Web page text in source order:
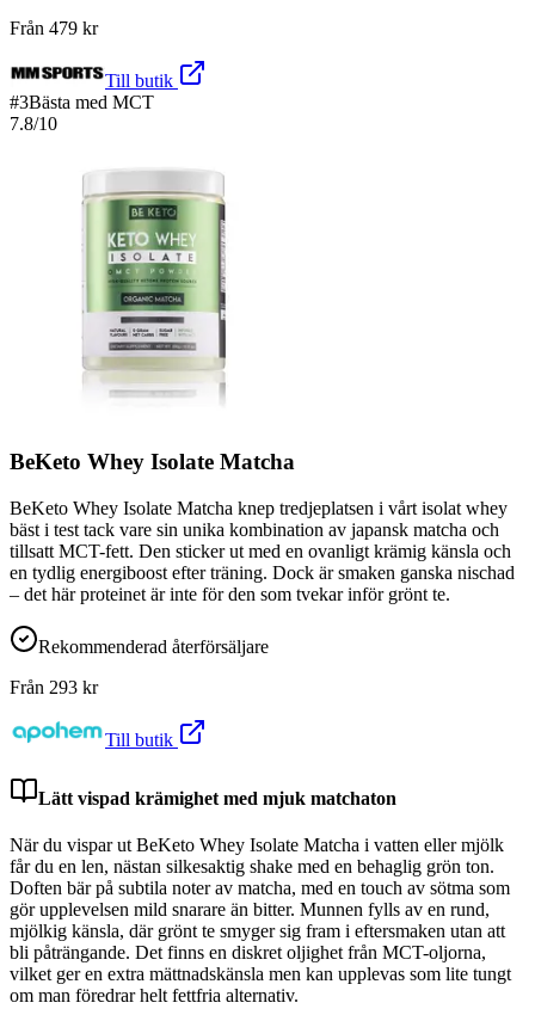
Från 479 kr
Till butik
#3Bästa med MCT
7.8/10
BeKeto Whey Isolate Matcha
BeKeto Whey Isolate Matcha knep tredjeplatsen i vårt isolat whey
bäst i test tack vare sin unika kombination av japansk matcha och
tillsatt MCT-fett. Den sticker ut med en ovanligt krämig känsla och
en tydlig energiboost efter träning. Dock är smaken ganska nischad
– det här proteinet är inte för den som tvekar inför grönt te.
Rekommenderad återförsäljare
Från 293 kr
Till butik
Lätt vispad krämighet med mjuk matchaton
När du vispar ut BeKeto Whey Isolate Matcha i vatten eller mjölk
får du en len, nästan silkesaktig shake med en behaglig grön ton.
Doften bär på subtila noter av matcha, med en touch av sötma som
gör upplevelsen mild snarare än bitter. Munnen fylls av en rund,
mjölkig känsla, där grönt te smyger sig fram i eftersmaken utan att
bli påträngande. Det finns en diskret oljighet från MCT-oljorna,
vilket ger en extra mättnadskänsla men kan upplevas som lite tungt
om man föredrar helt fettfria alternativ.